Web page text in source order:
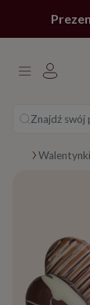
Znajdź swój
Walentynki